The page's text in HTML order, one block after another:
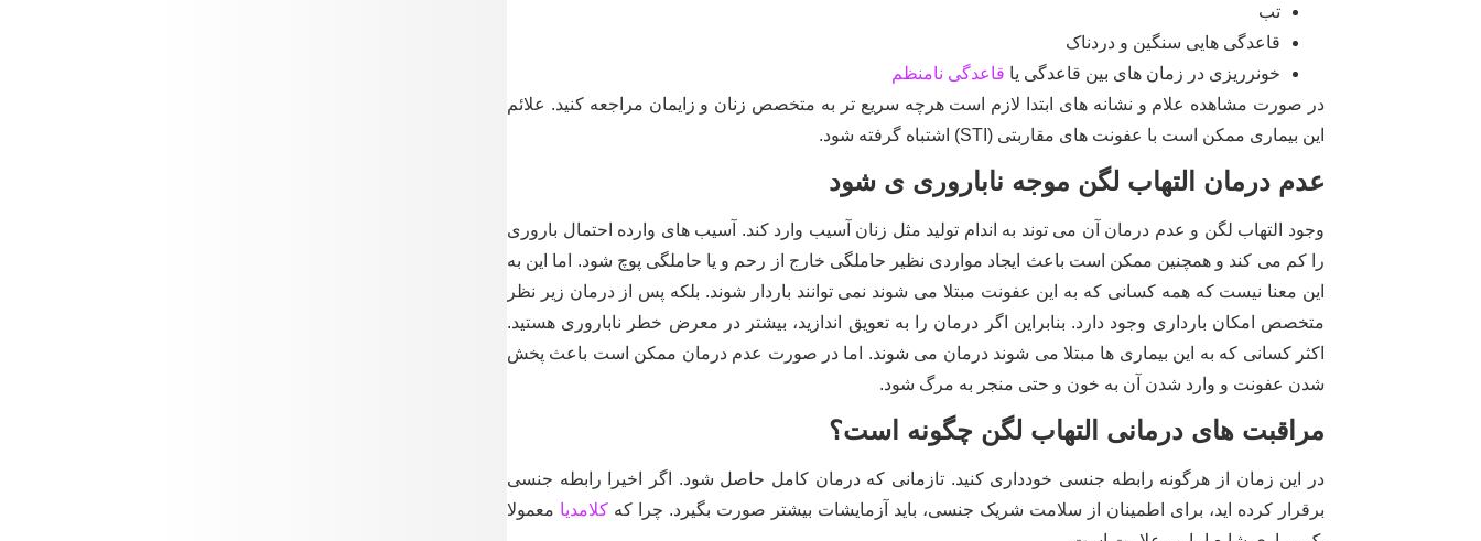
تب
قاعدگی هایی سنگین و دردناک
خونرریزی در زمان های بین قاعدگی یا قاعدگی نامنظم
در صورت مشاهده علام و نشانه های ابتدا لازم است هرچه سریع تر به متخصص زنان و زایمان مراجعه کنید. علائم
این بیماری ممکن است با عفونت های مقاربتی (STI) اشتباه گرفته شود.
عدم درمان التهاب لگن موجه ناباروری ی شود
وجود التهاب لگن و عدم درمان آن می توند به اندام تولید مثل زنان آسیب وارد کند. آسیب های وارده احتمال باروری
را کم می کند و همچنین ممکن است باعث ایجاد مواردی نظیر حاملگی خارج از رحم و یا حاملگی پوچ شود. اما این به
این معنا نیست که همه کسانی که به این عفونت مبتلا می شوند نمی توانند باردار شوند. بلکه پس از درمان زیر نظر
متخصص امکان بارداری وجود دارد. بنابراین اگر درمان را به تعویق اندازید، بیشتر در معرض خطر ناباروری هستید.
اکثر کسانی که به این بیماری ها مبتلا می شوند درمان می شوند. اما در صورت عدم درمان ممکن است باعث پخش
شدن عفونت و وارد شدن آن به خون و حتی منجر به مرگ شود.
مراقبت های درمانی التهاب لگن چگونه است؟
در این زمان از هرگونه رابطه جنسی خودداری کنید. تازمانی که درمان کامل حاصل شود. اگر اخیرا رابطه جنسی
برقرار کرده اید، برای اطمینان از سلامت شریک جنسی، باید آزمایشات بیشتر صورت بگیرد. چرا که کلامدیا معمولا